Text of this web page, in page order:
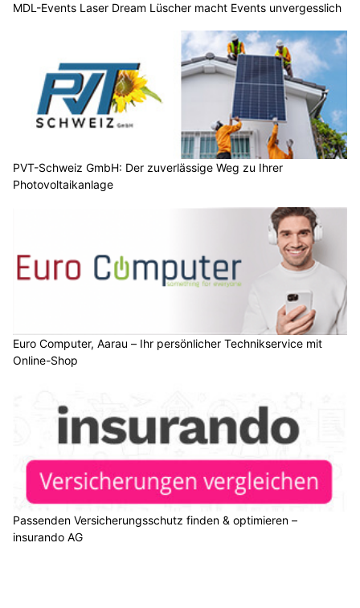
MDL-Events Laser Dream Lüscher macht Events unvergesslich
PVT-Schweiz GmbH: Der zuverlässige Weg zu Ihrer
Photovoltaikanlage
Euro Computer, Aarau – Ihr persönlicher Technikservice mit
Online-Shop
Passenden Versicherungsschutz finden & optimieren –
insurando AG